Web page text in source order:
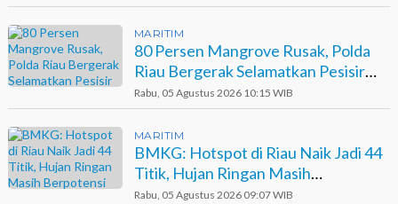
MARITIM
80 Persen Mangrove Rusak, Polda
Riau Bergerak Selamatkan Pesisir
Sinaboi
Rabu, 05 Agustus 2026 10:15 WIB
MARITIM
BMKG: Hotspot di Riau Naik Jadi 44
Titik, Hujan Ringan Masih
Berpotensi Terjadi
Rabu, 05 Agustus 2026 09:07 WIB